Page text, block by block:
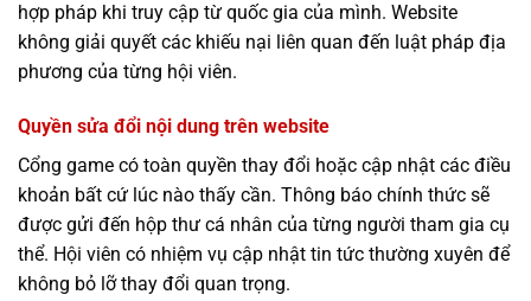
hợp pháp khi truy cập từ quốc gia của mình. Website
không giải quyết các khiếu nại liên quan đến luật pháp địa
phương của từng hội viên.
Quyền sửa đổi nội dung trên website
Cổng game có toàn quyền thay đổi hoặc cập nhật các điều
khoản bất cứ lúc nào thấy cần. Thông báo chính thức sẽ
được gửi đến hộp thư cá nhân của từng người tham gia cụ
thể. Hội viên có nhiệm vụ cập nhật tin tức thường xuyên để
không bỏ lỡ thay đổi quan trọng.